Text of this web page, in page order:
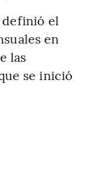
definió el
en
las
se inició